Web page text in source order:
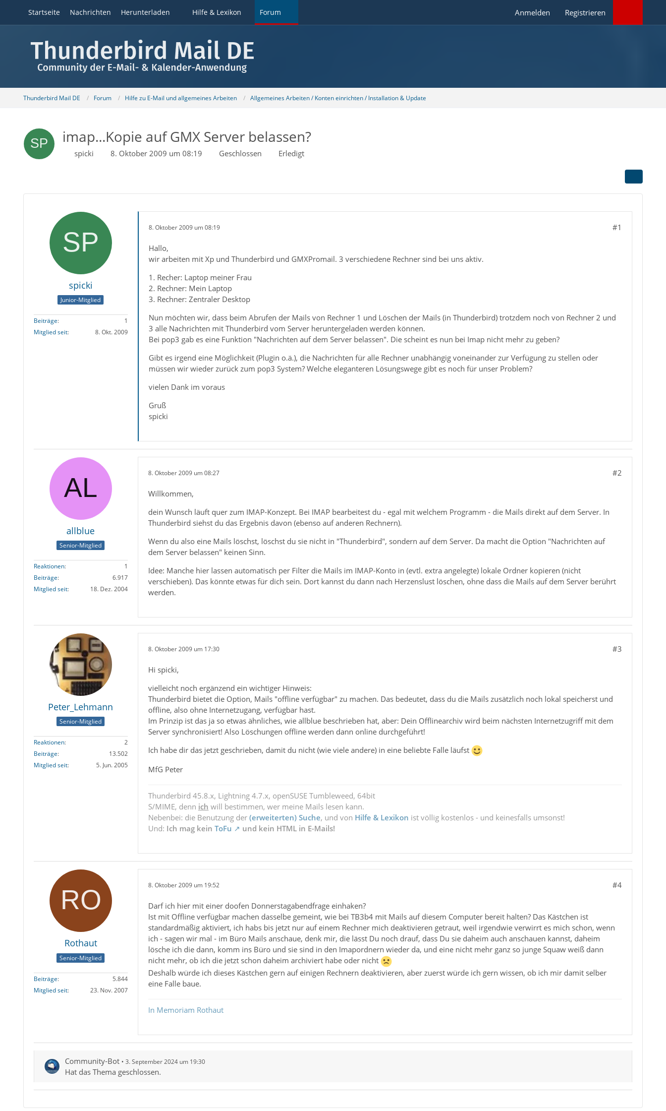
Startseite Nachrichten Herunterladen Hilfe & Lexikon Forum Anmelden Registrieren
Thunderbird Mail DE Forum Hilfe zu E-Mail und allgemeines Arbeiten Allgemeines Arbeiten / Konten einrichten / Installation & Update
imap...Kopie auf GMX Server belassen?
spicki 8. Oktober 2009 um 08:19 Geschlossen Erledigt
spicki
Junior-Mitglied
Beiträge
1
Mitglied seit
8. Okt. 2009
8. Oktober 2009 um 08:19 #1
Hallo,
wir arbeiten mit Xp und Thunderbird und GMXPromail. 3 verschiedene Rechner sind bei uns aktiv.
1. Recher: Laptop meiner Frau
2. Rechner: Mein Laptop
3. Rechner: Zentraler Desktop
Nun möchten wir, dass beim Abrufen der Mails von Rechner 1 und Löschen der Mails (in Thunderbird) trotzdem noch von Rechner 2 und
3 alle Nachrichten mit Thunderbird vom Server heruntergeladen werden können.
Bei pop3 gab es eine Funktion "Nachrichten auf dem Server belassen". Die scheint es nun bei Imap nicht mehr zu geben?
Gibt es irgend eine Möglichkeit (Plugin o.ä.), die Nachrichten für alle Rechner unabhängig voneinander zur Verfügung zu stellen oder
müssen wir wieder zurück zum pop3 System? Welche eleganteren Lösungswege gibt es noch für unser Problem?
vielen Dank im voraus
Gruß
spicki
allblue
Senior-Mitglied
Reaktionen
1
Beiträge
6.917
Mitglied seit
18. Dez. 2004
8. Oktober 2009 um 08:27 #2
Willkommen,
dein Wunsch läuft quer zum IMAP-Konzept. Bei IMAP bearbeitest du - egal mit welchem Programm - die Mails direkt auf dem Server. In
Thunderbird siehst du das Ergebnis davon (ebenso auf anderen Rechnern).
Wenn du also eine Mails löschst, löschst du sie nicht in "Thunderbird", sondern auf dem Server. Da macht die Option "Nachrichten auf
dem Server belassen" keinen Sinn.
Idee: Manche hier lassen automatisch per Filter die Mails im IMAP-Konto in (evtl. extra angelegte) lokale Ordner kopieren (nicht
verschieben). Das könnte etwas für dich sein. Dort kannst du dann nach Herzenslust löschen, ohne dass die Mails auf dem Server berührt
werden.
Peter_Lehmann
Senior-Mitglied
Reaktionen
2
Beiträge
13.502
Mitglied seit
5. Jun. 2005
8. Oktober 2009 um 17:30 #3
Hi spicki,
vielleicht noch ergänzend ein wichtiger Hinweis:
Thunderbird bietet die Option, Mails "offline verfügbar" zu machen. Das bedeutet, dass du die Mails zusätzlich noch lokal speicherst und
offline, also ohne Internetzugang, verfügbar hast.
Im Prinzip ist das ja so etwas ähnliches, wie allblue beschrieben hat, aber: Dein Offlinearchiv wird beim nächsten Internetzugriff mit dem
Server synchronisiert! Also Löschungen offline werden dann online durchgeführt!
Ich habe dir das jetzt geschrieben, damit du nicht (wie viele andere) in eine beliebte Falle läufst
MfG Peter
Thunderbird 45.8.x, Lightning 4.7.x, openSUSE Tumbleweed, 64bit
S/MIME, denn ich will bestimmen, wer meine Mails lesen kann.
Nebenbei: die Benutzung der (erweiterten) Suche, und von Hilfe & Lexikon ist völlig kostenlos - und keinesfalls umsonst!
Und: Ich mag kein ToFu und kein HTML in E-Mails!
Rothaut
Senior-Mitglied
Beiträge
5.844
Mitglied seit
23. Nov. 2007
8. Oktober 2009 um 19:52 #4
Darf ich hier mit einer doofen Donnerstagabendfrage einhaken?
Ist mit Offline verfügbar machen dasselbe gemeint, wie bei TB3b4 mit Mails auf diesem Computer bereit halten? Das Kästchen ist
standardmäßig aktiviert, ich habs bis jetzt nur auf einem Rechner mich deaktivieren getraut, weil irgendwie verwirrt es mich schon, wenn
ich - sagen wir mal - im Büro Mails anschaue, denk mir, die lässt Du noch drauf, dass Du sie daheim auch anschauen kannst, daheim
lösche ich die dann, komm ins Büro und sie sind in den Imapordnern wieder da, und eine nicht mehr ganz so junge Squaw weiß dann
nicht mehr, ob ich die jetzt schon daheim archiviert habe oder nicht
Deshalb würde ich dieses Kästchen gern auf einigen Rechnern deaktivieren, aber zuerst würde ich gern wissen, ob ich mir damit selber
eine Falle baue.
In Memoriam Rothaut
Community-Bot 3. September 2024 um 19:30
Hat das Thema geschlossen.